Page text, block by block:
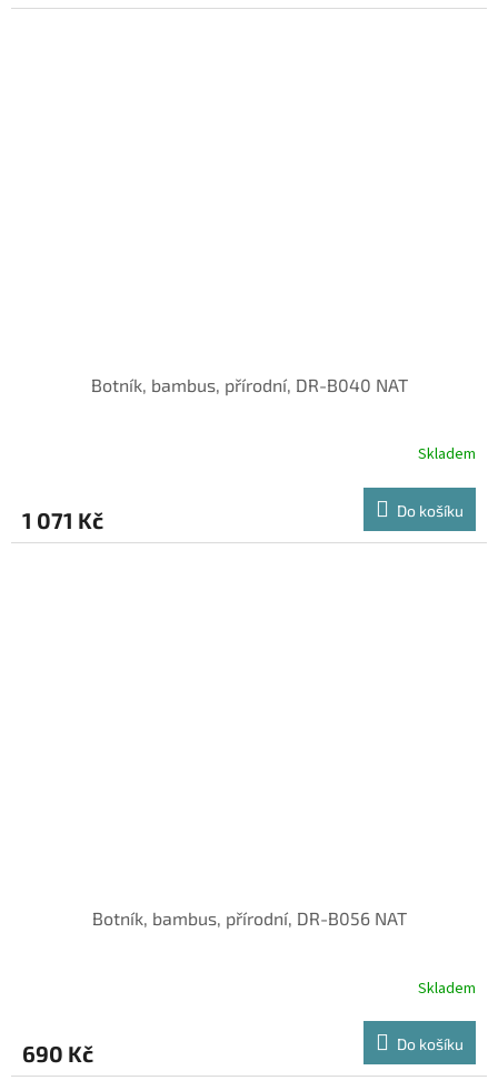
Botník, bambus, přírodní, DR-B040 NAT
Skladem
1 071 Kč Do košíku
Botník, bambus, přírodní, DR-B056 NAT
Skladem
690 Kč Do košíku